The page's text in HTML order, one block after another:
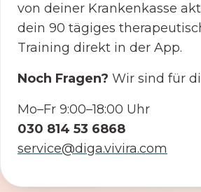
von deiner Krankenkasse
dein 90 tägiges
Training direkt in der App.
Noch Fragen? Wir sind für
Mo–Fr 9:00–18:00 Uhr
030 814 53 6868
service@diga.vivira.com